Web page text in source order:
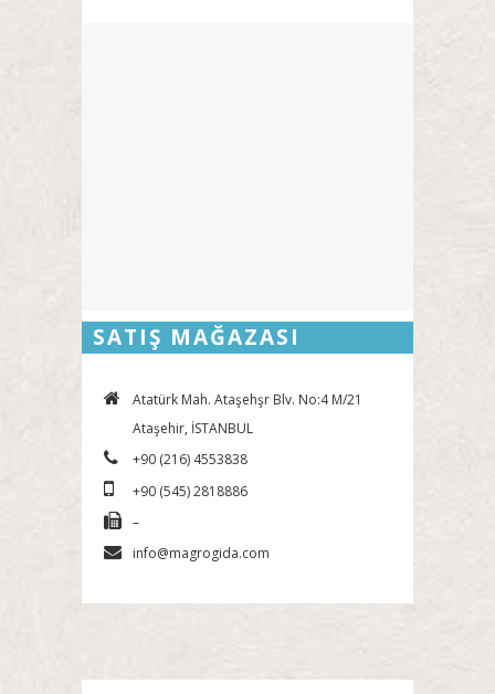
SATIŞ MAĞAZASI
Atatürk Mah. Ataşehşr Blv. No:4 M/21
Ataşehir, İSTANBUL
+90 (216) 4553838
+90 (545) 2818886
–
info@magrogida.com